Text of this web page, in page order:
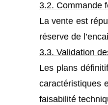
3.2. Commande
La vente est
réserve de
3.3. Validation
Les plans
caractéristiques
faisabilité